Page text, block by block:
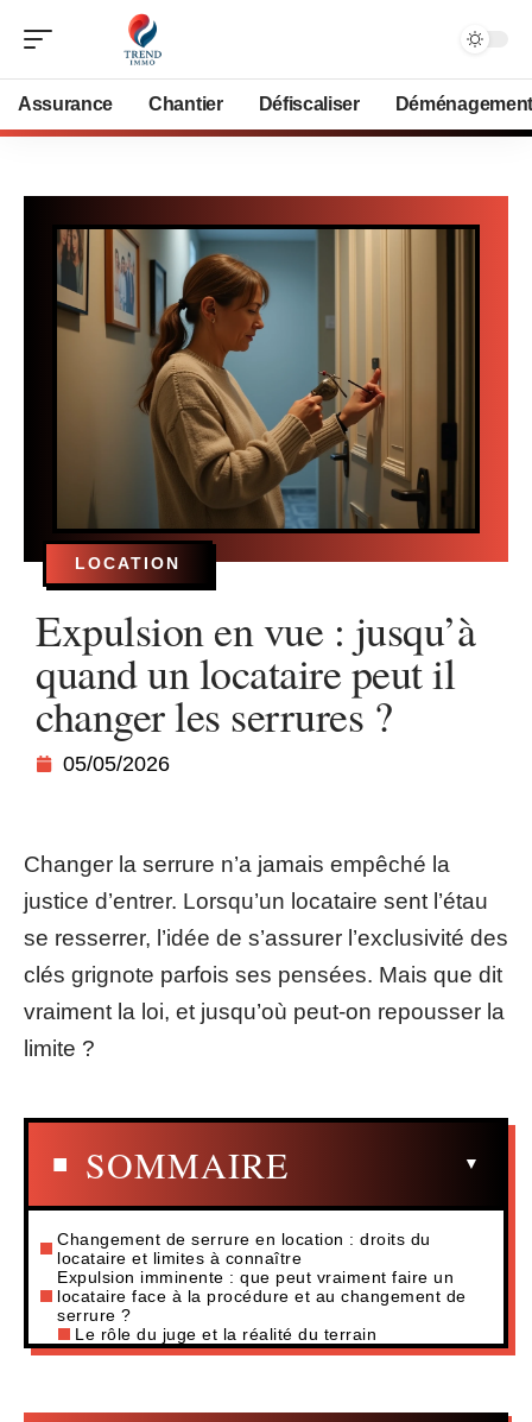
Assurance Chantier Défiscaliser Déménagement
LOCATION
Expulsion en vue : jusqu’à
quand un locataire peut il
changer les serrures ?
05/05/2026
Changer la serrure n’a jamais empêché la
justice d’entrer. Lorsqu’un locataire sent l’étau
se resserrer, l’idée de s’assurer l’exclusivité des
clés grignote parfois ses pensées. Mais que dit
vraiment la loi, et jusqu’où peut-on repousser la
limite ?
SOMMAIRE
Changement de serrure en location : droits du
locataire et limites à connaître
Expulsion imminente : que peut vraiment faire un
locataire face à la procédure et au changement de
serrure ?
Le rôle du juge et la réalité du terrain